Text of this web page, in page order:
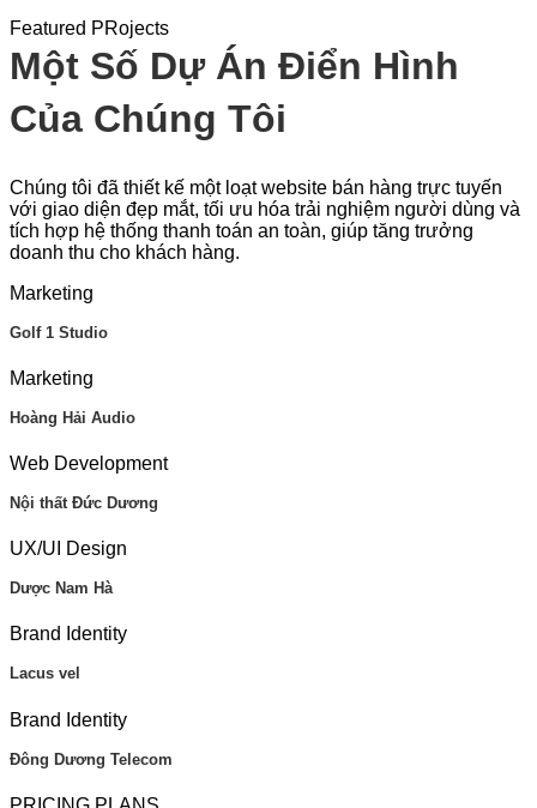
Featured PRojects
Một Số Dự Án Điển Hình
Của Chúng Tôi
Chúng tôi đã thiết kế một loạt website bán hàng trực tuyến
với giao diện đẹp mắt, tối ưu hóa trải nghiệm người dùng và
tích hợp hệ thống thanh toán an toàn, giúp tăng trưởng
doanh thu cho khách hàng.
Marketing
Golf 1 Studio
Marketing
Hoàng Hải Audio
Web Development
Nội thất Đức Dương
UX/UI Design
Dược Nam Hà
Brand Identity
Lacus vel
Brand Identity
Đông Dương Telecom